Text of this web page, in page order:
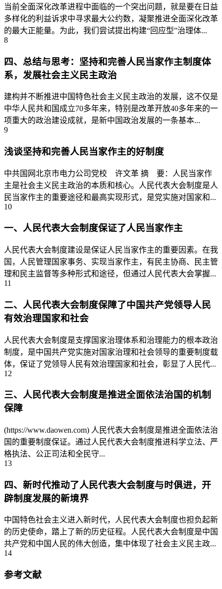
当前全面深化改革进程中面临的一个突出问题，就是要在日益
多样化的利益诉求中寻求最大公约数，凝聚推进全面深化改革
的最大正能量。为此，我们尝试提出构建“回应型”治理体...
8
四、总结与思考：坚持和完善人民当家作主制度体
系，发展社会主义民主政治
建构并不断推进中国特色社会主义民主政治的发展，这不仅是
中华人民共和国成立70多年来，特别是改革开放40多年来的一
项重大的政治建设成就，是新中国政治发展的一条基本...
9
浅谈坚持和完善人民当家作主的好制度
中共国网北京市电力公司党校 许文革 摘 要：人民当家作
主是社会主义民主政治的本质和核心。人民代表大会制度是人
民当家作主的重要途径和最高实现形式，是党实施对国家和...
10
一、人民代表大会制度保证了人民当家作主
人民代表大会制度建设是保证人民当家作主的重要因素。在我
国，人民管理国家事务、实现当家作主，有民主协商、民主管
理和民主监督等多种形式和途径，但通过人民代表大会掌握...
11
二、人民代表大会制度保障了中国共产党领导人民
有效治理国家和社会
人民代表大会制度是支撑国家治理体系和治理能力的根本政治
制度，是中国共产党实施对国家治理和社会领导的重要制度载
体，保证了党领导人民有效治理国家和社会，彰显了人民代...
12
三、人民代表大会制度是推进全面依法治国的机制
保障
(https://www.daowen.com) 人民代表大会制度是推进全面依法治
国的重要制度保证。通过人民代表大会制度推进科学立法、严
格执法、公正司法和全民守...
13
四、新时代推动了人民代表大会制度与时俱进，开
辟制度发展的新境界
中国特色社会主义进入新时代，人民代表大会制度也担负起新
的历史使命，踏上了新的历史征程。人民代表大会制度是中国
共产党和中国人民的伟大创造，集中体现了社会主义民主政...
14
参考文献